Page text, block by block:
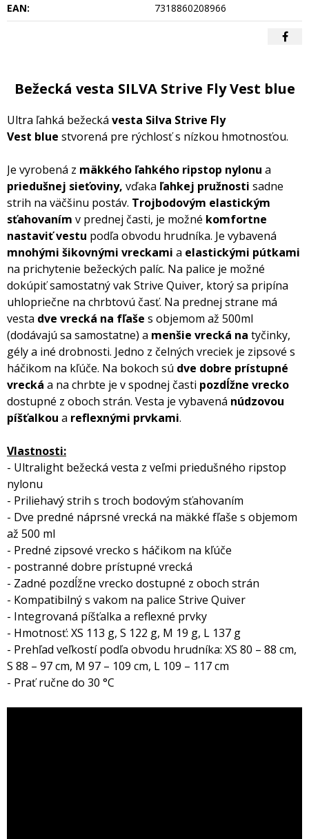
EAN:
7318860208966
Bežecká vesta SILVA Strive Fly Vest blue
Ultra ľahká bežecká vesta Silva Strive Fly
Vest blue stvorená pre rýchlosť s nízkou hmotnosťou.
Je vyrobená z mäkkého ľahkého ripstop nylonu a
priedušnej sieťoviny, vďaka ľahkej pružnosti sadne
strih na väčšinu postáv. Trojbodovým elastickým
sťahovaním v prednej časti, je možné komfortne
nastaviť vestu podľa obvodu hrudníka. Je vybavená
mnohými šikovnými vreckami a elastickými pútkami
na prichytenie bežeckých palíc. Na palice je možné
dokúpiť samostatný vak Strive Quiver, ktorý sa pripína
uhlopriečne na chrbtovú časť. Na prednej strane má
vesta dve vrecká na fľaše s objemom až 500ml
(dodávajú sa samostatne) a menšie vrecká na tyčinky,
gély a iné drobnosti. Jedno z čelných vreciek je zipsové s
háčikom na kľúče. Na bokoch sú dve dobre prístupné
vrecká a na chrbte je v spodnej časti pozdĺžne vrecko
dostupné z oboch strán. Vesta je vybavená núdzovou
píšťalkou a reflexnými prvkami.
Vlastnosti:
- Ultralight bežecká vesta z veľmi priedušného ripstop
nylonu
- Priliehavý strih s troch bodovým sťahovaním
- Dve predné náprsné vrecká na mäkké fľaše s objemom
až 500 ml
- Predné zipsové vrecko s háčikom na kľúče
- postranné dobre prístupné vrecká
- Zadné pozdĺžne vrecko dostupné z oboch strán
- Kompatibilný s vakom na palice Strive Quiver
- Integrovaná píšťalka a reflexné prvky
- Hmotnosť: XS 113 g, S 122 g, M 19 g, L 137 g
- Prehľad veľkostí podľa obvodu hrudníka: XS 80 – 88 cm,
S 88 – 97 cm, M 97 – 109 cm, L 109 – 117 cm
- Prať ručne do 30 °C